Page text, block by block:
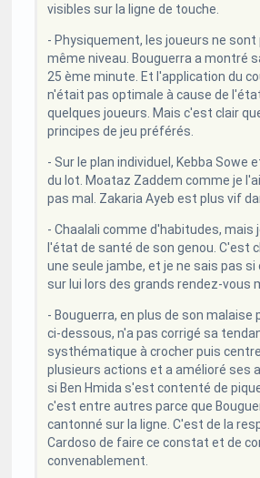
visibles sur la ligne de touche.
- Physiquement, les joueurs ne sont
même niveau. Bouguerra a montré
25 ème minute. Et l'application du
n'était pas optimale à cause de
quelques joueurs. Mais c'est clair
principes de jeu préférés.
- Sur le plan individuel, Kebba Sowe
du lot. Moataz Zaddem comme je
pas mal. Zakaria Ayeb est plus vif
- Chaalali comme d'habitudes, mais
l'état de santé de son genou. C'est
une seule jambe, et je ne sais pas
sur lui lors des grands rendez-vous
- Bouguerra, en plus de son malaise
ci-dessous, n'a pas corrigé sa
systhématique à crocher puis
plusieurs actions et a amélioré ses
si Ben Hmida s'est contenté de
c'est entre autres parce que
cantonné sur la ligne. C'est de la
Cardoso de faire ce constat et de
convenablement.